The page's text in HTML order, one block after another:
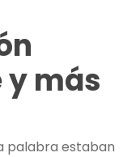
y más
palabra estaban